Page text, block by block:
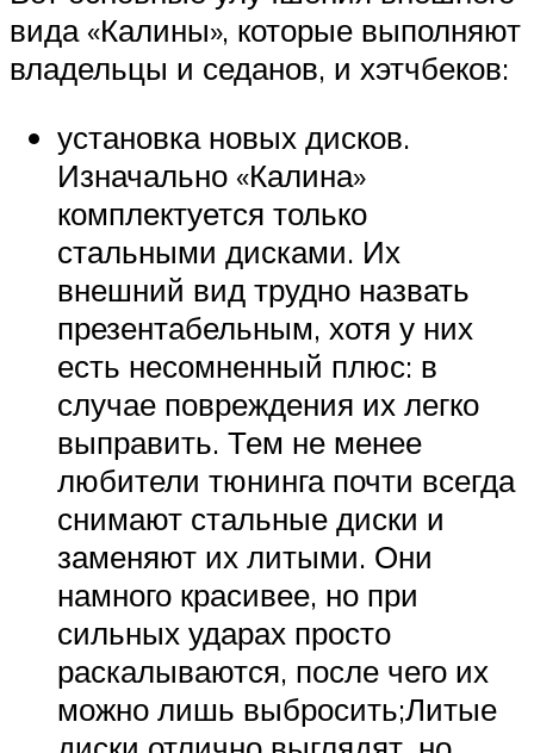
вида «Калины», которые выполняют
владельцы и седанов, и хэтчбеков:
установка новых дисков.
Изначально «Калина»
комплектуется только
стальными дисками. Их
внешний вид трудно назвать
презентабельным, хотя у них
есть несомненный плюс: в
случае повреждения их легко
выправить. Тем не менее
любители тюнинга почти всегда
снимают стальные диски и
заменяют их литыми. Они
намного красивее, но при
сильных ударах просто
раскалываются, после чего их
можно лишь выбросить;Литые